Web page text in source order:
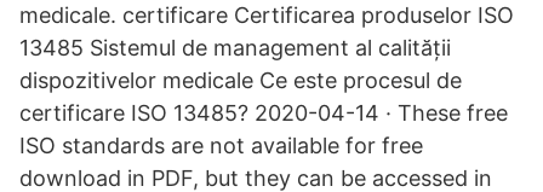
medicale. certificare Certificarea produselor ISO
13485 Sistemul de management al calității
dispozitivelor medicale Ce este procesul de
certificare ISO 13485? 2020-04-14 · These free
ISO standards are not available for free
download in PDF, but they can be accessed in